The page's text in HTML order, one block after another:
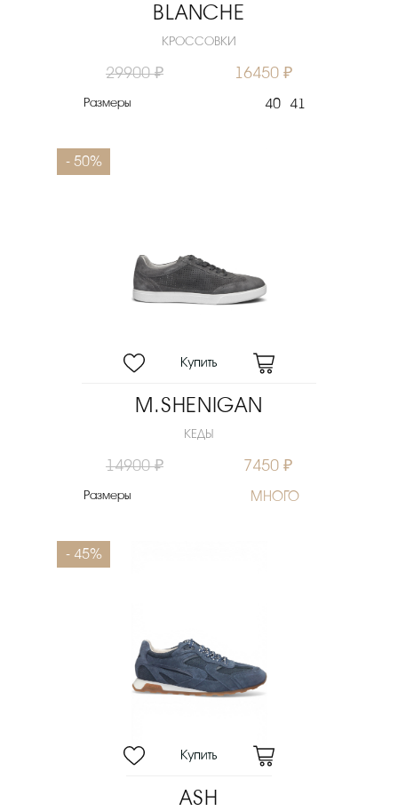
BLANCHE
КРОССОВКИ
29900 ₽ 16450 ₽
Размеры 40 41
- 50%
M.SHENIGAN
КЕДЫ
14900 ₽ 7450 ₽
Размеры МНОГО
- 45%
ASH